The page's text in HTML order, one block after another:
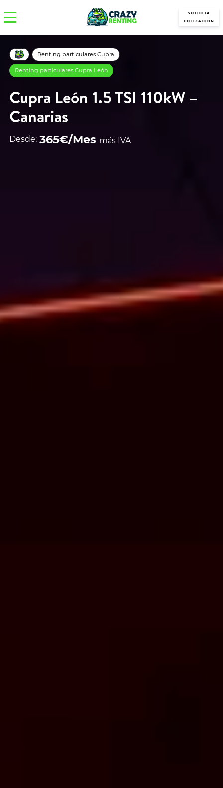
SOLICITA
COTIZACIÓN
Renting particulares Cupra
Renting particulares Cupra León
Cupra León 1.5 TSI 110kW –
Canarias
Desde: 365€/Mes más IVA